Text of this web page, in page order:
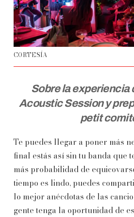
CORTESÍA
Sobre la experiencia
Acoustic Session y
petit
Te puedes llegar a poner más
final estás así sin tu banda que
más probabilidad de
tiempo es lindo, puedes
lo mejor anécdotas de las
gente tenga la oportunidad de